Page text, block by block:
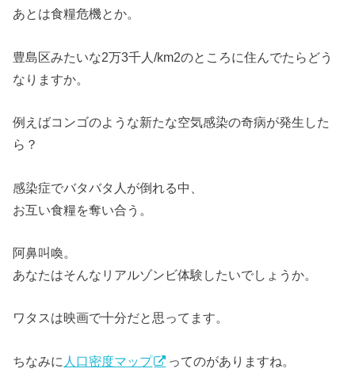
あとは食糧危機とか。
豊島区みたいな2万3千人/km2のところに住んでたらどう
なりますか。
例えばコンゴのような新たな空気感染の奇病が発生した
ら？
感染症でバタバタ人が倒れる中、
お互い食糧を奪い合う。
阿鼻叫喚。
あなたはそんなリアルゾンビ体験したいでしょうか。
ワタスは映画で十分だと思ってます。
ちなみに 人口密度マップ ってのがありますね。